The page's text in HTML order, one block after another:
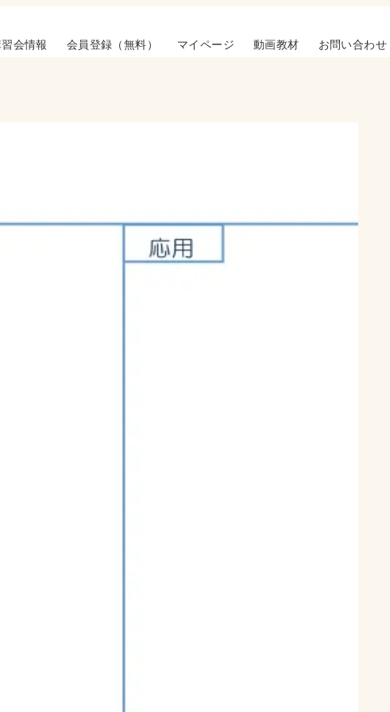
会情報 会員登録（無料） マイページ 動画教材 お問い合わせ